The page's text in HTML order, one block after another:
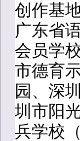
创作基
广东省
会员学
市德育
园、深
圳市阳
兵学校